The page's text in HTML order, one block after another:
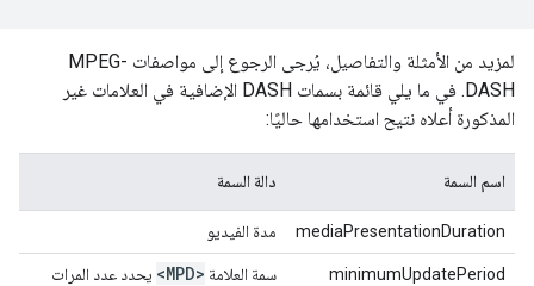
لمزيد من الأمثلة والتفاصيل، يُرجى الرجوع إلى مواصفات MPEG-
DASH. في ما يلي قائمة بسمات DASH الإضافية في العلامات غير
المذكورة أعلاه نتيح استخدامها حاليًا:
اسم السمة دالة السمة
mediaPresentationDuration مدة الفيديو
minimumUpdatePeriod سمة العلامة <MPD> يحدد عدد المرات